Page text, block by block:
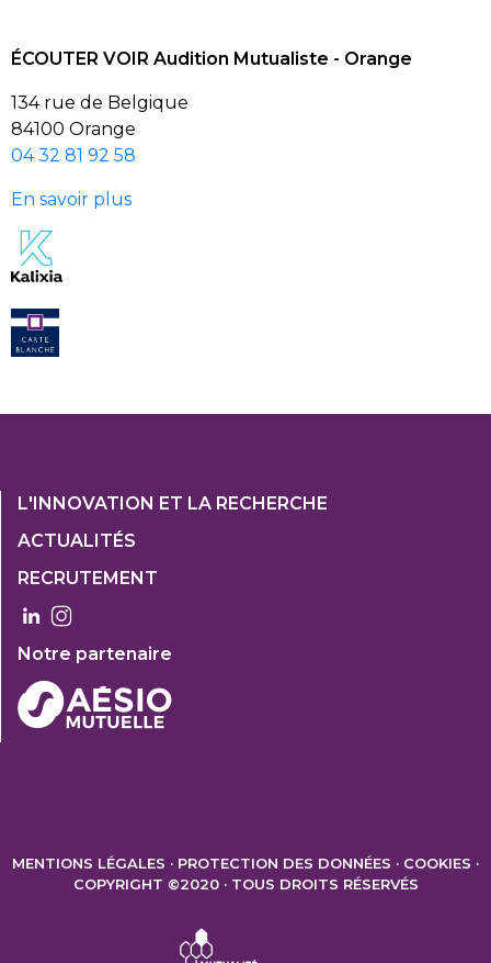
ÉCOUTER VOIR Audition Mutualiste - Orange
134 rue de Belgique
84100 Orange
04 32 81 92 58
En savoir plus
Footer
1
Col
3
L'INNOVATION ET LA RECHERCHE
ACTUALITÉS
RECRUTEMENT
Notre partenaire
MENTIONS LÉGALES PROTECTION DES DONNÉES
COOKIES
COPYRIGHT ©2020 · TOUS DROITS RÉSERVÉS